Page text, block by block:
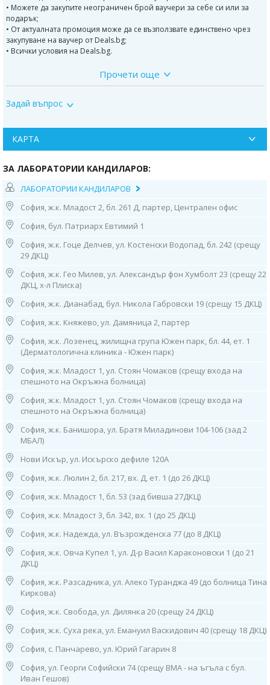
• Можете да закупите неограничен брой ваучери за себе си или за
подарък;
• От актуалната промоция може да се възползвате единствено чрез
закупуване на ваучер от Deals.bg;
• Всички условия на Deals.bg.
ОФЕРТАТА ВКЛЮЧВА ТЕСТВАНЕ НА:
• казеин;
• бета-лактоглобулин;
• говежди серумен албумин;
• соя;
• свинско месо;
• говеждо месо;
• пилешко месо;
• микс от брашна - пшеница, ръж, ечемик, овес (брашна съдържащи
глутен);
• хлебна мая;
• микс от домашен акар в Европа и домашен акар в Северна Америка
• микс от Плесени (cladosporium herbarum/ altemaria altermata);
• микс полен от бреза/ полен от дъб;
• микс полен от елша, полен от леска;
• микс от 6 треви (полен от ежова главица, полен от ливадна власатка,
полен от ръж, полен от тимотейка, полен от ливадна метлица, полен
от вълнеста медовица);
Контакти:
1. София, ул. “Бузлуджа” 64
Работно време:
07.30ч до 19.00ч /от понеделник до петък/;
8.30ч-14.30ч /събота и неделя/
2. София, бул. “Патриарх Евтимий" 1
МЦ “Юмедис”, ет. 2 (до кино "Одеон")
тел: 0884 221 403
08.00ч до 16.00ч /от понеделник до петък/
3. София, ж.к. “Гоце Делчев”, ул. “Костенски Водопад”, бл. 242 (срещу
29 ДКЦ)
тел: 0884 011 499
Работно време: 08.00ч до 16.00ч /от понеделник до петък/
4. София, ж.к. "Гео Милев", ул. „Александър фон Хумболт“ 23
тел: 0886 55 38 95
Работно време:
08.00ч до 16.00ч /от понеделник до петък/
5. София, ж.к. "Княжево", ул. “Дамяница” 2, партер
тел: 0882 720 552
Работно време: 08.00ч до 16.00ч /от понеделник до петък/
Прочети още
Задай въпрос
КАРТА
ЗА ЛАБОРАТОРИИ КАНДИЛАРОВ:
ЛАБОРАТОРИИ КАНДИЛАРОВ
София, ж.к. Младост 2, бл. 261 Д, партер, Централен офис
София, бул. Патриарх Евтимий 1
София, ж.к. Гоце Делчев, ул. Костенски Водопад, бл. 242 (срещу
29 ДКЦ)
София, ж.к. Гео Милев, ул. Александър фон Хумболт 23 (срещу 22
ДКЦ, х-л Плиска)
София, ж.к. Дианабад, бул. Никола Габровски 19 (срещу 15 ДКЦ)
София, ж.к. Княжево, ул. Дамяница 2, партер
София, ж.к. Лозенец, жилищна група Южен парк, бл. 44, ет. 1
(Дерматологична клиника - Южен парк)
София, ж.к. Младост 1, ул. Стоян Чомаков (срещу входа на
спешното на Окръжна болница)
София, ж.к. Младост 1, ул. Стоян Чомаков (срещу входа на
спешното на Окръжна болница)
София, ж.к. Банишора, ул. Братя Миладинови 104-106 (зад 2
МБАЛ)
Нови Искър, ул. Искърско дефиле 120А
София, ж.к. Люлин 2, бл. 217, вх. Д, ет. 1 (до 26 ДКЦ)
София, ж.к. Младост 1, бл. 53 (зад бивша 27ДКЦ)
София, ж.к. Младост 3, бл. 342, вх. 1 (до 25 ДКЦ)
София, ж.к. Надежда, ул. Възрожденска 77 (до 8 ДКЦ)
София, ж.к. Овча Купел 1, ул. Д-р Васил Караконовски 1 (до 21
ДКЦ)
София, ж.к. Разсадника, ул. Алеко Туранджа 49 (до болница Тина
Киркова)
София, ж.к. Свобода, ул. Дилянка 20 (срещу 24 ДКЦ)
София, ж.к. Суха река, ул. Емануил Васкидович 40 (срещу 18 ДКЦ)
София, с. Панчарево, ул. Юрий Гагарин 8
София, ул. Георги Софийски 74 (срещу ВМА - на ъгъла с бул.
Иван Гешов)